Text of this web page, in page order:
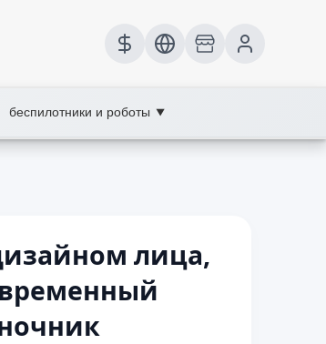
беспилотники и роботы ▼
лица,